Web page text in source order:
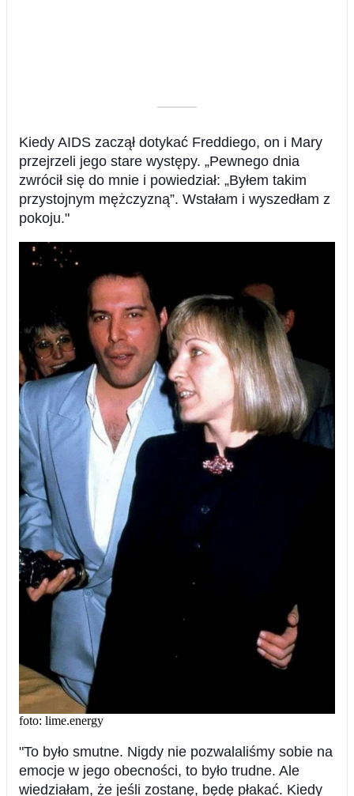
––––––––––
Kiedy AIDS zaczął dotykać Freddiego, on i Mary
przejrzeli jego stare występy. „Pewnego dnia
zwrócił się do mnie i powiedział: „Byłem takim
przystojnym mężczyzną”. Wstałam i wyszedłam z
pokoju."
foto: lime.energy
"To było smutne. Nigdy nie pozwalaliśmy sobie na
emocje w jego obecności, to było trudne. Ale
wiedziałam, że jeśli zostanę, będę płakać. Kiedy